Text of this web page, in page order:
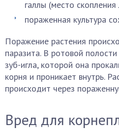
галлы (место
пораженная культура
Поражение растения
паразита. В ротовой
зуб-игла, которой она
корня и проникает внутрь.
происходит через
Вред для